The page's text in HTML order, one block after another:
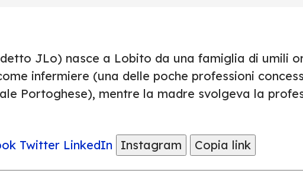
JLo) nasce a Lobito da una famiglia di umili
infermiere (una delle poche professioni
Portoghese), mentre la madre svolgeva la
Twitter LinkedIn Instagram Copia link